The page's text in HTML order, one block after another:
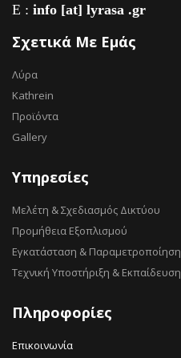
E : info [at] lyrasa .gr
Σχετικά Με Εμάς
Λύρα
Kathrein
Προϊόντα
Gallery
Υπηρεσίες
Μελέτη & Σχεδιασμός Δικτύου
Προμήθεια Εξοπλισμού
Εγκατάσταση & Παραμετροποίηση
Τεχνική Υποστήριξη & Εκπαίδευση
Πληροφορίες
Επικοινωνία